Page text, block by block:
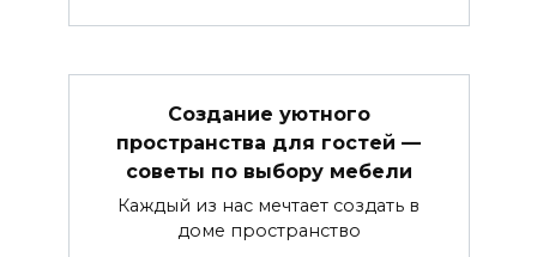
Создание уютного
пространства для гостей —
советы по выбору мебели
Каждый из нас мечтает создать в
доме пространство